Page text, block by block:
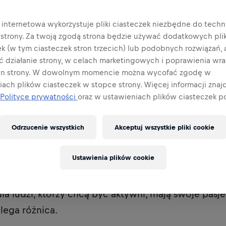
stworzył nie tylko nowy produkt, ale również
– napoje energetyczne. Dzisiaj firma Red Bull
i ponad 6 miliardów sprzedanych puszek
ludzi, którzy chcą być aktywni, mają swoje
różnica.
internetowa wykorzystuje pliki ciasteczek niezbędne do
strony. Za twoją zgodą strona będzie używać dodatkowych
(w tym ciasteczek stron trzecich) lub podobnych rozwiązań,
działanie strony, w celach marketingowych i poprawienia
strony. W dowolnym momencie można wycofać zgodę w
plików ciasteczek w stopce strony. Więcej informacji
Polityce prywatności oraz w ustawieniach plików ciasteczek
Odrzucenie wszystkich Akceptuj wszystkie pliki cookie
Ustawienia plików cookie